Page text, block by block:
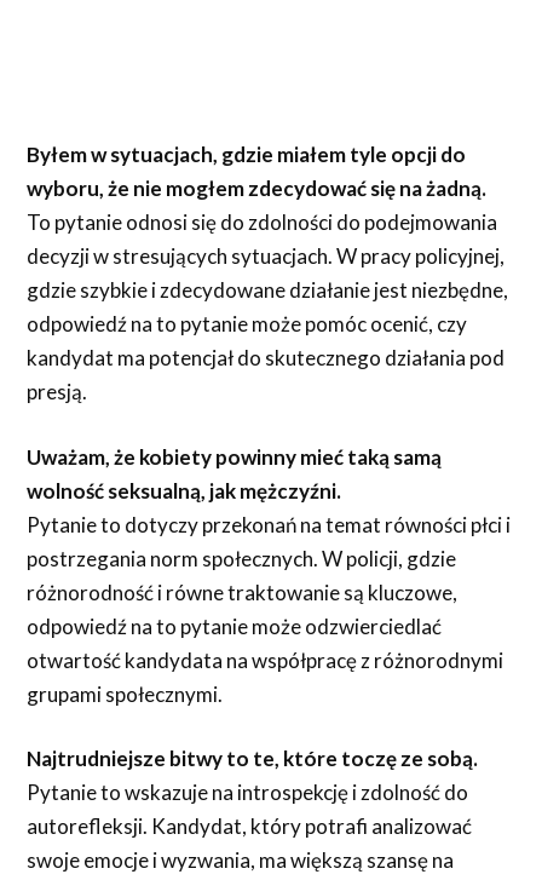
Byłem w sytuacjach, gdzie miałem tyle opcji do
wyboru, że nie mogłem zdecydować się na żadną.
To pytanie odnosi się do zdolności do podejmowania
decyzji w stresujących sytuacjach. W pracy policyjnej,
gdzie szybkie i zdecydowane działanie jest niezbędne,
odpowiedź na to pytanie może pomóc ocenić, czy
kandydat ma potencjał do skutecznego działania pod
presją.
Uważam, że kobiety powinny mieć taką samą
wolność seksualną, jak mężczyźni.
Pytanie to dotyczy przekonań na temat równości płci i
postrzegania norm społecznych. W policji, gdzie
różnorodność i równe traktowanie są kluczowe,
odpowiedź na to pytanie może odzwierciedlać
otwartość kandydata na współpracę z różnorodnymi
grupami społecznymi.
Najtrudniejsze bitwy to te, które toczę ze sobą.
Pytanie to wskazuje na introspekcję i zdolność do
autorefleksji. Kandydat, który potrafi analizować
swoje emocje i wyzwania, ma większą szansę na